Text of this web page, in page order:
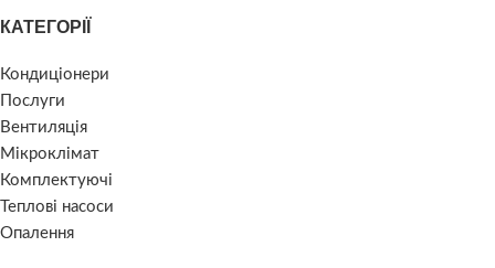
КАТЕГОРІЇ
Кондиціонери
Послуги
Вентиляція
Мікроклімат
Комплектуючі
Теплові насоси
Опалення